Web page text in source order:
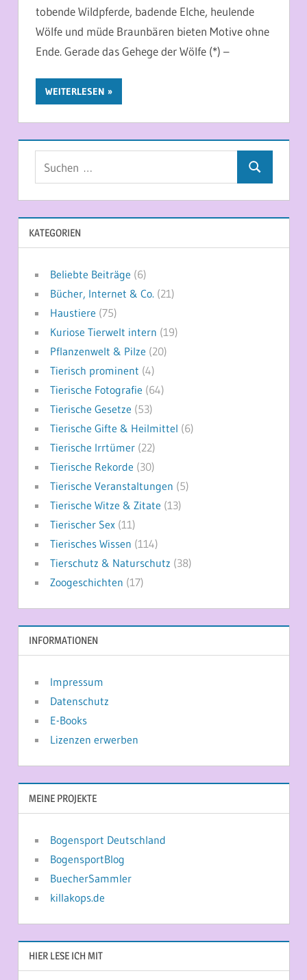
tobende Wildpferde, badende Elche, heulende
Wölfe und müde Braunbären bieten Motive ohne
Ende. Gerade das Gehege der Wölfe (*) –
WEITERLESEN
Suchen
KATEGORIEN
Beliebte Beiträge (6)
Bücher, Internet & Co. (21)
Haustiere (75)
Kuriose Tierwelt intern (19)
Pflanzenwelt & Pilze (20)
Tierisch prominent (4)
Tierische Fotografie (64)
Tierische Gesetze (53)
Tierische Gifte & Heilmittel (6)
Tierische Irrtümer(22)
Tierische Rekorde (30)
Tierische Veranstaltungen (5)
Tierische Witze & Zitate (13)
Tierischer Sex(11)
Tierisches Wissen (114)
Tierschutz & Naturschutz (38)
Zoogeschichten (17)
INFORMATIONEN
Impressum
Datenschutz
E-Books
Lizenzen erwerben
MEINE PROJEKTE
Bogensport Deutschland
BogensportBlog
BuecherSammler
killakops.de
HIER LESE ICH MIT